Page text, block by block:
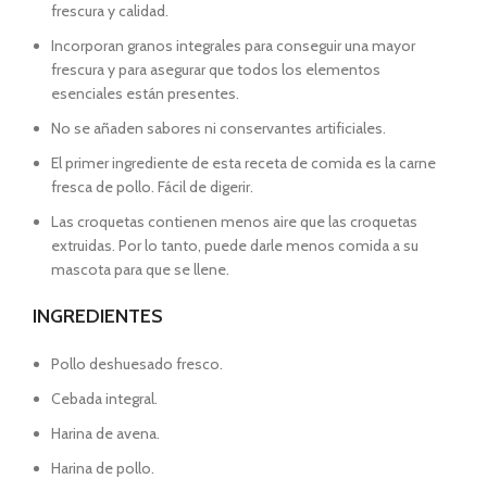
frescura y calidad.
Incorporan granos integrales para conseguir una mayor
frescura y para asegurar que todos los elementos
esenciales están presentes.
No se añaden sabores ni conservantes artificiales.
El primer ingrediente de esta receta de comida es la carne
fresca de pollo. Fácil de digerir.
Las croquetas contienen menos aire que las croquetas
extruidas. Por lo tanto, puede darle menos comida a su
mascota para que se llene.
INGREDIENTES
Pollo deshuesado fresco.
Cebada integral.
Harina de avena.
Harina de pollo.